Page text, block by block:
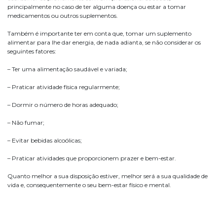
principalmente no caso de ter alguma doença ou estar a tomar
medicamentos ou outros suplementos.
Também é importante ter em conta que, tomar um suplemento
alimentar para lhe dar energia, de nada adianta, se não considerar os
seguintes fatores:
– Ter uma alimentação saudável e variada;
– Praticar atividade física regularmente;
– Dormir o número de horas adequado;
– Não fumar;
– Evitar bebidas alcoólicas;
– Praticar atividades que proporcionem prazer e bem-estar.
Quanto melhor a sua disposição estiver, melhor será a sua qualidade de
vida e, consequentemente o seu bem-estar físico e mental.